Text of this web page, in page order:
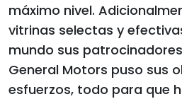
máximo nivel.
vitrinas selectas y
mundo sus
General Motors puso sus
esfuerzos, todo para que